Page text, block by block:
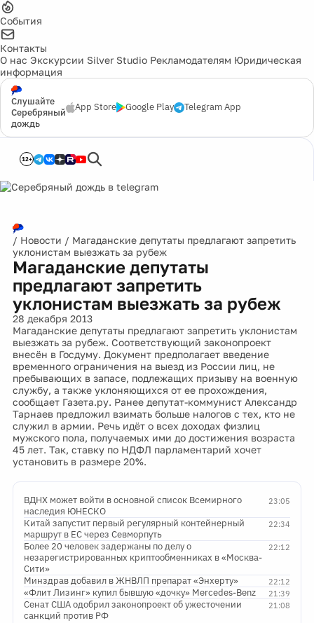
События
Контакты
О нас Экскурсии Silver Studio Рекламодателям Юридическая
информация
Слушайте
Серебряный
дождь
App Store Google Play Telegram App
12+
/ Новости / Магаданские депутаты предлагают запретить
уклонистам выезжать за рубеж
Магаданские депутаты
предлагают запретить
уклонистам выезжать за рубеж
28 декабря 2013
Магаданские депутаты предлагают запретить уклонистам
выезжать за рубеж. Соответствующий законопроект
внесён в Госдуму. Документ предполагает введение
временного ограничения на выезд из России лиц, не
пребывающих в запасе, подлежащих призыву на военную
службу, а также уклоняющихся от ее прохождения,
сообщает Газета.ру. Ранее депутат-коммунист Александр
Тарнаев предложил взимать больше налогов с тех, кто не
служил в армии. Речь идёт о всех доходах физлиц
мужского пола, получаемых ими до достижения возраста
45 лет. Так, ставку по НДФЛ парламентарий хочет
установить в размере 20%.
23:05
ВДНХ может войти в основной список Всемирного
наследия ЮНЕСКО
22:34
Китай запустит первый регулярный контейнерный
маршрут в ЕС через Севморпуть
22:12
Более 20 человек задержаны по делу о
незарегистрированных криптообменниках в «Москва-
Сити»
22:12
Минздрав добавил в ЖНВЛП препарат «Энхерту»
21:39
«Флит Лизинг» купил бывшую «дочку» Mercedes-Benz
21:08
Сенат США одобрил законопроект об ужесточении
санкций против РФ